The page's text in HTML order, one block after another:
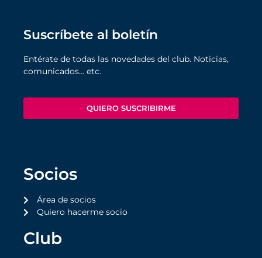
Suscríbete al boletín
Entérate de todas las novedades del club. Noticias,
comunicados… etc.
QUIERO SUSCRIBIRME
Socios
Área de socios
Quiero hacerme socio
Club